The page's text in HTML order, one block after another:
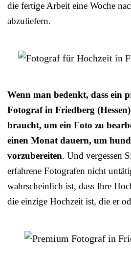
die fertige Arbeit eine Woche
abzuliefern.
Wenn man bedenkt, dass ein
Fotograf in Friedberg
braucht, um ein Foto zu
einen Monat dauern, um
vorzubereiten. Und vergessen
erfahrene Fotografen nicht
wahrscheinlich ist, dass Ihre
die einzige Hochzeit ist, die er